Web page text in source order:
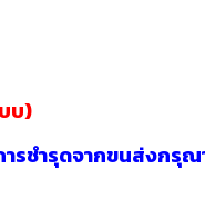
บ)
รชำรุดจากขนส่งกรุณ